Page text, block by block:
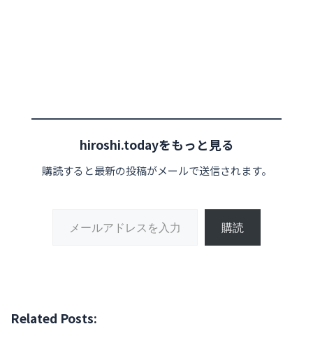
hiroshi.todayをもっと見る
購読すると最新の投稿がメールで送信されます。
購読
Related Posts: